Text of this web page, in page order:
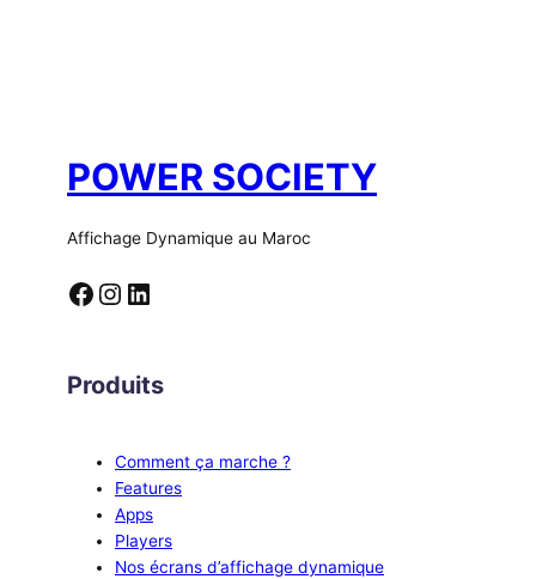
POWER SOCIETY
Affichage Dynamique au Maroc
Facebook Instagram LinkedIn
Produits
Comment ça marche ?
Features
Apps
Players
Nos écrans d’affichage dynamique